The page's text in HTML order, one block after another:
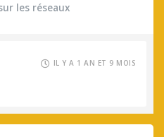
les réseaux
IL Y A 1 AN ET 9 MOIS